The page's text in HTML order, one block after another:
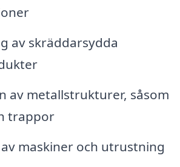
av skräddarsydda
av metallstrukturer, såsom
trappor
maskiner och utrustning